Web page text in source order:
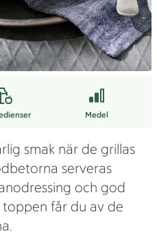
Medel
smak när de grillas
serveras
och god
får du av de